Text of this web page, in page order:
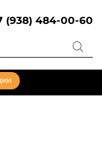
(938) 484-00-60